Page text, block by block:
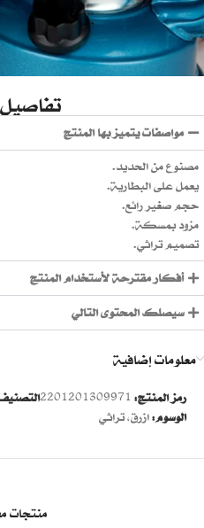
مواصفات يتميز بها المنتج
مصنوع من الحديد.
يعمل على البطارية.
حجم صغير رائع.
مزود بمسكة.
تصميم تراثي.
أفكار مقترحة لأستخدام المنتج
سيصلك المحتوى التالي
معلومات إضافية
رمز المنتج: 2201201309971
الوسوم:ازرق,تراثي
منتجات